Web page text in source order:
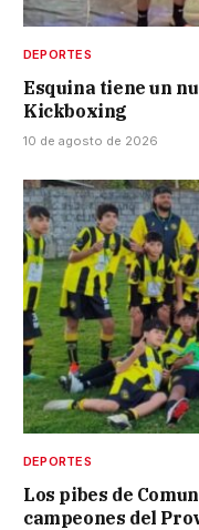
DEPORTES
Esquina tiene un
Kickboxing
10 de agosto de 2026
DEPORTES
Los pibes de
campeones del